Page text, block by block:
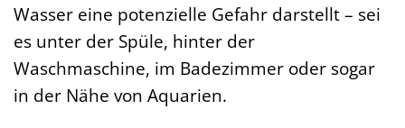
Wasser eine potenzielle Gefahr darstellt – sei
es unter der Spüle, hinter der
Waschmaschine, im Badezimmer oder sogar
in der Nähe von Aquarien.